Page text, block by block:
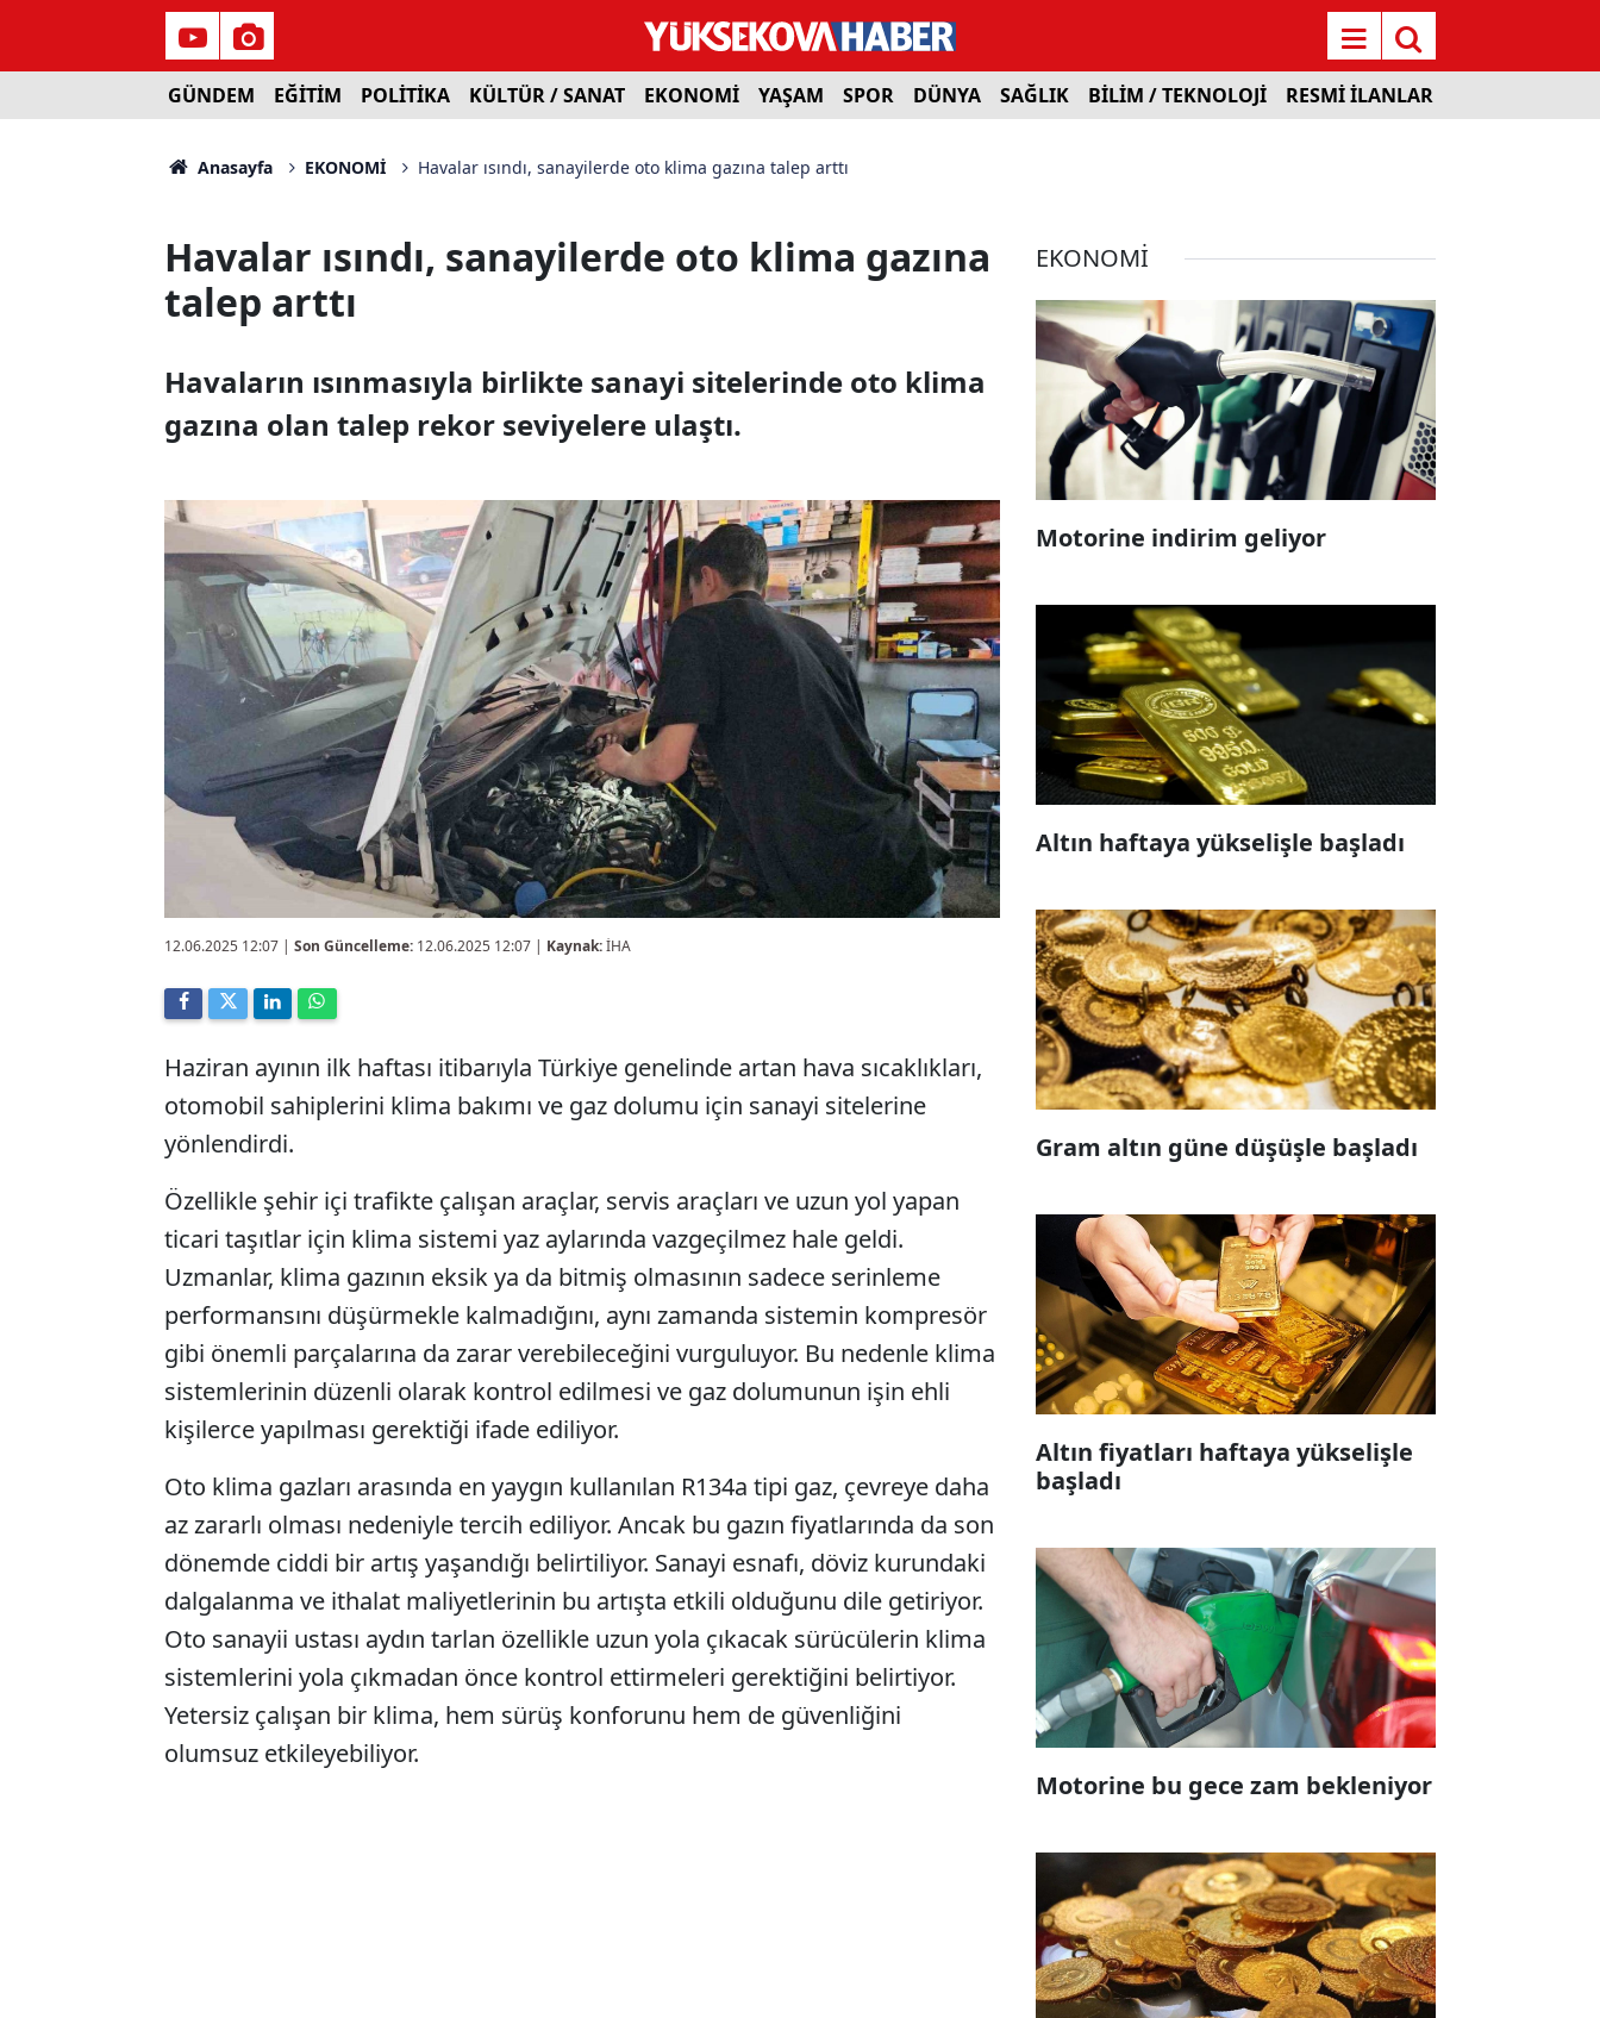
GÜNDEM EĞİTİM POLİTİKA KÜLTÜR / SANAT EKONOMİ YAŞAM SPOR DÜNYA SAĞLIK BİLİM / TEKNOLOJİ RESMİ İLANLAR
Anasayfa EKONOMİ Havalar ısındı, sanayilerde oto klima gazına talep arttı
Havalar ısındı, sanayilerde oto klima gazına
talep arttı
Havaların ısınmasıyla birlikte sanayi sitelerinde oto klima
gazına olan talep rekor seviyelere ulaştı.
12.06.2025 12:07 | Son Güncelleme: 12.06.2025 12:07 | Kaynak:İHA
Haziran ayının ilk haftası itibarıyla Türkiye genelinde artan hava sıcaklıkları,
otomobil sahiplerini klima bakımı ve gaz dolumu için sanayi sitelerine
yönlendirdi.
Özellikle şehir içi trafikte çalışan araçlar, servis araçları ve uzun yol yapan
ticari taşıtlar için klima sistemi yaz aylarında vazgeçilmez hale geldi.
Uzmanlar, klima gazının eksik ya da bitmiş olmasının sadece serinleme
performansını düşürmekle kalmadığını, aynı zamanda sistemin kompresör
gibi önemli parçalarına da zarar verebileceğini vurguluyor. Bu nedenle klima
sistemlerinin düzenli olarak kontrol edilmesi ve gaz dolumunun işin ehli
kişilerce yapılması gerektiği ifade ediliyor.
Oto klima gazları arasında en yaygın kullanılan R134a tipi gaz, çevreye daha
az zararlı olması nedeniyle tercih ediliyor. Ancak bu gazın fiyatlarında da son
dönemde ciddi bir artış yaşandığı belirtiliyor. Sanayi esnafı, döviz kurundaki
dalgalanma ve ithalat maliyetlerinin bu artışta etkili olduğunu dile getiriyor.
Oto sanayii ustası aydın tarlan özellikle uzun yola çıkacak sürücülerin klima
sistemlerini yola çıkmadan önce kontrol ettirmeleri gerektiğini belirtiyor.
Yetersiz çalışan bir klima, hem sürüş konforunu hem de güvenliğini
olumsuz etkileyebiliyor.
EKONOMİ
Motorine indirim geliyor
Altın haftaya yükselişle başladı
Gram altın güne düşüşle başladı
Altın fiyatları haftaya yükselişle
başladı
Motorine bu gece zam bekleniyor